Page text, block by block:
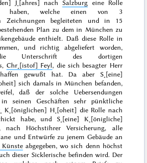
J˖[ahres] nachSalzburg eine Rolle
haben, welche einen von 3
Zeichnungen begleiteten und in 15
Plan zu dem in München zu
enthielt. Daß diese Rolle in
und richtig abgeliefert worden,
Unterschrift des dortigen
Chr˖[istof] Feyl, die sich besagter Herr
gewußt hat. Da aber S˖[eine]
sich damals in München befanden,
daßder solche Uebersendungen
in seinen Geschäften sehr pünktliche
K˖[öniglichen] H˖[oheit] die Rolle nach
habe, und S˖[eine] K˖[önigliche]
nach Höchstihrer Versicherung, alle
und Entwürfe zu jenem Gebäude an
Künsteabgegeben, wo sich denn höchst
dieser Sicklerische befinden wird. Der